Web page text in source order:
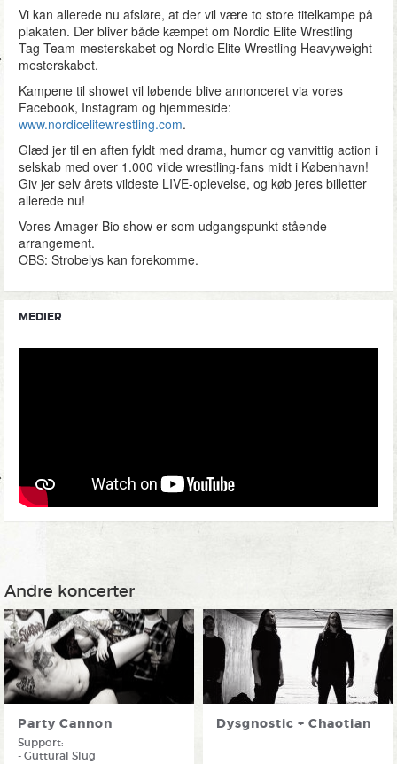
Vi kan allerede nu afsløre, at der vil være to store titelkampe på
plakaten. Der bliver både kæmpet om Nordic Elite Wrestling
Tag-Team-mesterskabet og Nordic Elite Wrestling Heavyweight-
mesterskabet.
Kampene til showet vil løbende blive annonceret via vores
Facebook, Instagram og hjemmeside:
www.nordicelitewrestling.com.
Glæd jer til en aften fyldt med drama, humor og vanvittig action i
selskab med over 1.000 vilde wrestling-fans midt i København!
Giv jer selv årets vildeste LIVE-oplevelse, og køb jeres billetter
allerede nu!
Vores Amager Bio show er som udgangspunkt stående
arrangement.
OBS: Strobelys kan forekomme.
MEDIER
Andre koncerter
Party Cannon
Support:
- Guttural Slug
Dysgnostic + Chaotian